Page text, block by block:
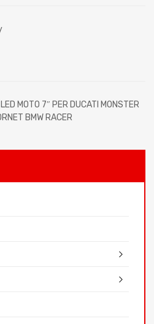
LED MOTO 7″ PER DUCATI MONSTER
BMW RACER